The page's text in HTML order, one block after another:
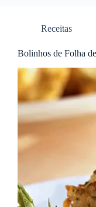
Receitas
Bolinhos de Folha